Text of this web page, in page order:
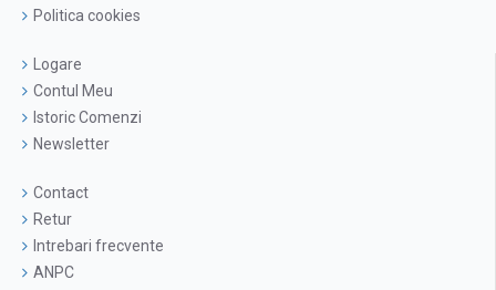
Politica cookies
Logare
Contul Meu
Istoric Comenzi
Newsletter
Contact
Retur
Intrebari frecvente
ANPC